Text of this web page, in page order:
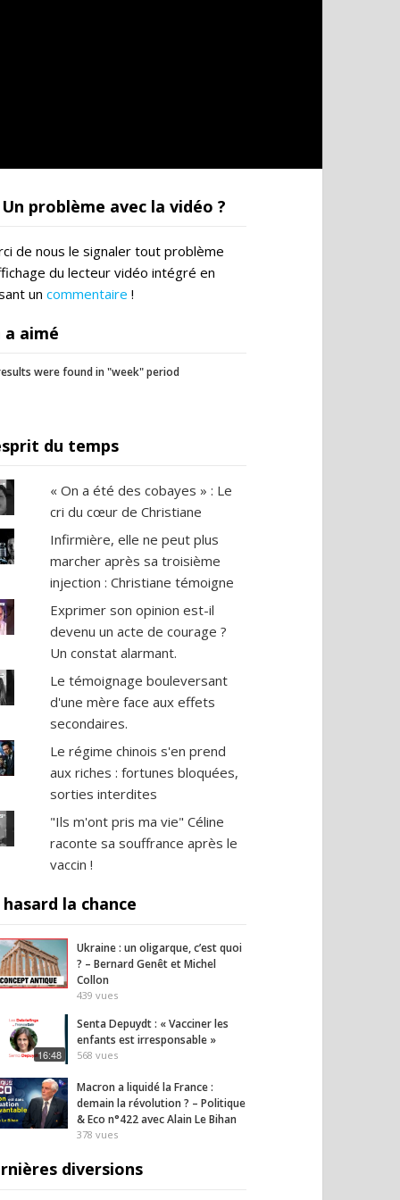
de Jean-Michel Vernochet n°72, avec
Un problème avec la vidéo ?
de nous le signaler tout problème
du lecteur vidéo intégré en
un commentaire !
a aimé
were found in "week" period
du temps
« On a été des cobayes » : Le
cri du cœur de Christiane
Infirmière, elle ne peut plus
marcher après sa troisième
injection : Christiane témoigne
Exprimer son opinion est-il
devenu un acte de courage ?
Un constat alarmant.
Le témoignage bouleversant
d'une mère face aux effets
secondaires.
Le régime chinois s'en prend
aux riches : fortunes bloquées,
sorties interdites
"Ils m'ont pris ma vie" Céline
raconte sa souffrance après le
vaccin !
hasard la chance
Ukraine : un oligarque, c’est quoi
? – Bernard Genêt et Michel
Collon
439 vues
16:48
Senta Depuydt : « Vacciner les
enfants est irresponsable »
568 vues
Macron a liquidé la France :
demain la révolution ? – Politique
& Eco n°422 avec Alain Le Bihan
378 vues
diversions